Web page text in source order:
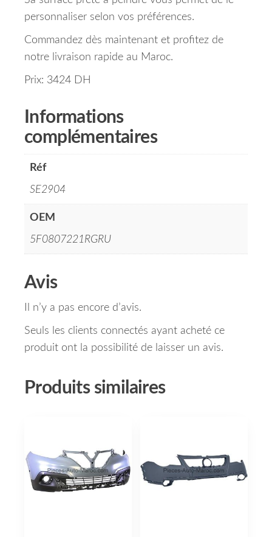
personnaliser selon vos préférences.
Commandez dès maintenant et profitez de
notre livraison rapide au Maroc.
Prix: 3424 DH
Informations
complémentaires
Réf
SE2904
OEM
5F0807221RGRU
Avis
Il n’y a pas encore d’avis.
Seuls les clients connectés ayant acheté ce
produit ont la possibilité de laisser un avis.
Produits similaires